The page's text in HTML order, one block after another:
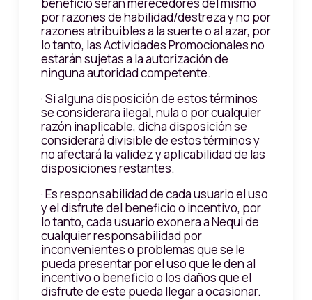
por razones de habilidad/destreza y no por
razones atribuibles a la suerte o al azar, por
lo tanto, las Actividades Promocionales no
estarán sujetas a la autorización de
ninguna autoridad competente.
· Si alguna disposición de estos términos
se considerara ilegal, nula o por cualquier
razón inaplicable, dicha disposición se
considerará divisible de estos términos y
no afectará la validez y aplicabilidad de las
disposiciones restantes.
· Es responsabilidad de cada usuario el uso
y el disfrute del beneficio o incentivo, por
lo tanto, cada usuario exonera a Nequi de
cualquier responsabilidad por
inconvenientes o problemas que se le
pueda presentar por el uso que le den al
incentivo o beneficio o los daños que el
disfrute de este pueda llegar a ocasionar.